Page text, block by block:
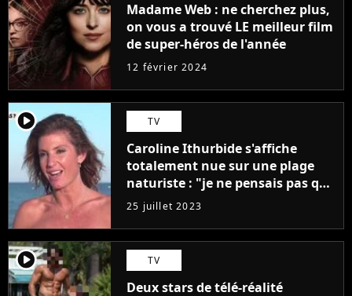
Madame Web : ne cherchez plus,
on vous a trouvé LE meilleur film
de super-héros de l'année
12 février 2024
player2 TV
Caroline Ithurbide s'affiche
totalement nue sur une plage
naturiste : "je ne pensais pas que
j'arriverais à le faire..."
25 juillet 2023
player2 TV
Deux stars de télé-réalité